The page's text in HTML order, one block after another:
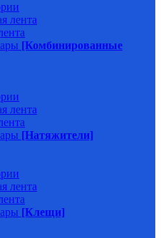
лента
[Комбинированные
лента
[Натяжители]
лента
[Клещи]